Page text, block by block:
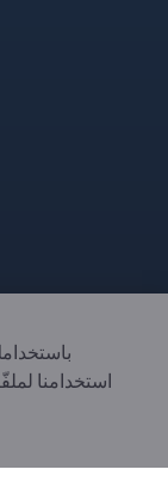
استخدامنا